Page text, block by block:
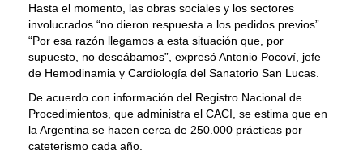
Hasta el momento, las obras sociales y los sectores
involucrados “no dieron respuesta a los pedidos previos”.
“Por esa razón llegamos a esta situación que, por
supuesto, no deseábamos”, expresó Antonio Pocoví, jefe
de Hemodinamia y Cardiología del Sanatorio San Lucas.
De acuerdo con información del Registro Nacional de
Procedimientos, que administra el CACI, se estima que en
la Argentina se hacen cerca de 250.000 prácticas por
cateterismo cada año.